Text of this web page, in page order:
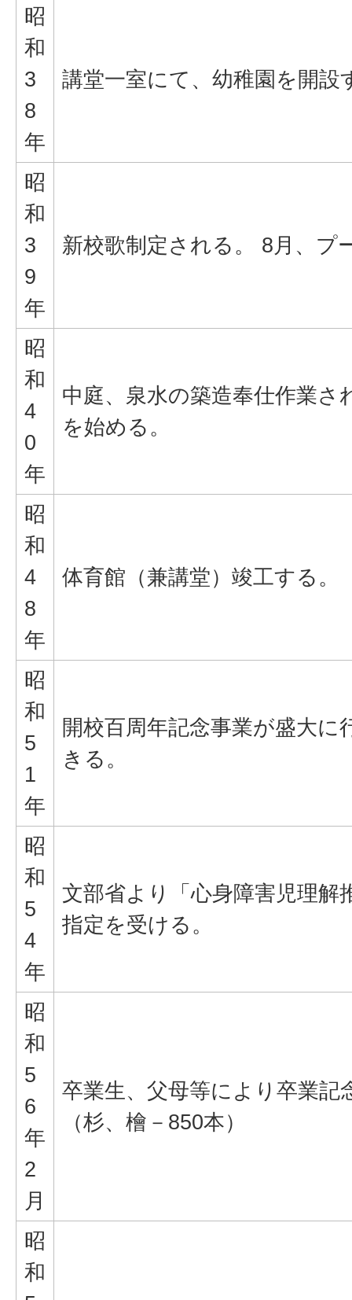
昭
和
3
8
年
講堂一室にて、幼稚園を開設
昭
和
3
9
年
新校歌制定される。 8月、プ
昭
和
4
0
年
中庭、泉水の築造奉仕作業さ
を始める。
昭
和
4
8
年
体育館（兼講堂）竣工する。
昭
和
5
1
年
開校百周年記念事業が盛大に
きる。
昭
和
5
4
年
文部省より「心身障害児理解
指定を受ける。
昭
和
5
6
年
2
月
卒業生、父母等により卒業記
（杉、檜－850本）
昭
和